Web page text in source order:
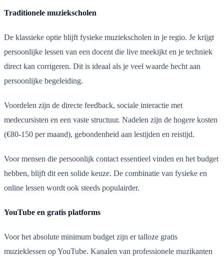
Traditionele muziekscholen
De klassieke optie blijft fysieke muziekscholen in je regio. Je krijgt
persoonlijke lessen van een docent die live meekijkt en je techniek
direct kan corrigeren. Dit is ideaal als je veel waarde hecht aan
persoonlijke begeleiding.
Voordelen zijn de directe feedback, sociale interactie met
medecursisten en een vaste structuur. Nadelen zijn de hogere kosten
(€80-150 per maand), gebondenheid aan lestijden en reistijd.
Voor mensen die persoonlijk contact essentieel vinden en het budget
hebben, blijft dit een solide keuze. De combinatie van fysieke en
online lessen wordt ook steeds populairder.
YouTube en gratis platforms
Voor het absolute minimum budget zijn er talloze gratis
muzieklessen op YouTube. Kanalen van professionele muzikanten